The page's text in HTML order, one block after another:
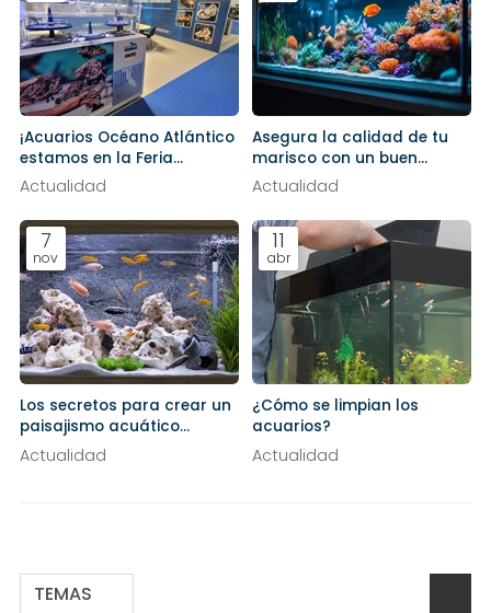
TEMAS
¡Acuarios Océano Atlántico
estamos en la Feria
Aquafuture!
Actualidad
Asegura la calidad de tu
marisco con un buen
mantenimiento del acuario
Actualidad
7
nov
Los secretos para crear un
paisajismo acuático
espectacular en tu acuario
de agua dulce
Actualidad
11
abr
¿Cómo se limpian los
acuarios?
Actualidad